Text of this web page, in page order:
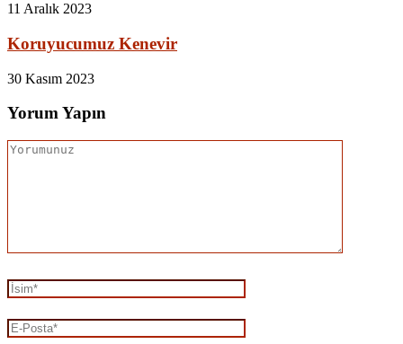
11 Aralık 2023
Koruyucumuz Kenevir
30 Kasım 2023
Yorum Yapın